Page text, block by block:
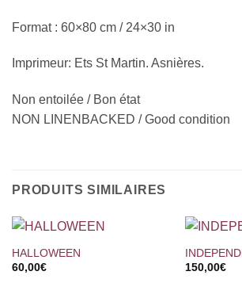
Format : 60×80 cm / 24×30 in
Imprimeur: Ets St Martin. Asnières.
Non entoilée / Bon état
NON LINENBACKED / Good condition
PRODUITS SIMILAIRES
HALLOWEEN
60,00€
150,00€